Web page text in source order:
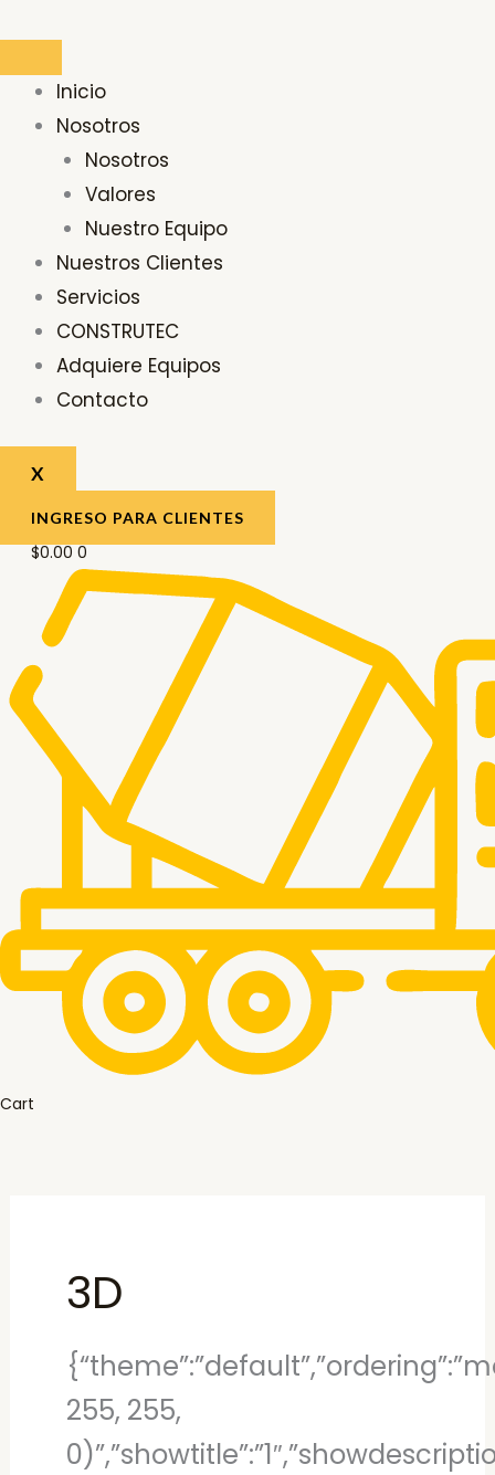
contenido
Inicio
Nosotros
Nosotros
Valores
Nuestro Equipo
Nuestros Clientes
Servicios
CONSTRUTEC
Adquiere Equipos
Contacto
X
INGRESO PARA CLIENTES
$0.00 0
Cart
3D
255, 255,